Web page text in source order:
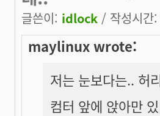
글쓴이: idlock / 작성시
maylinux wrote:
저는 눈보다는.. 허
컴터 앞에 앉아만